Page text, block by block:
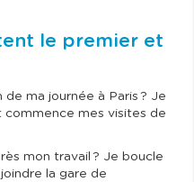
le premier et
ma journée à Paris ? Je
mes visites de
mon travail ? Je boucle
la gare de